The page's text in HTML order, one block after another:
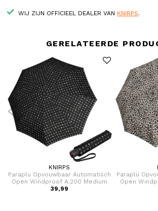
WIJ ZIJN OFFICIEEL DEALER VAN KNIRPS.
GERELATEERDE
KNIRPS
Paraplu Opvouwbaar Automatisch
Open Windproof A.200 Medium
Duomatic
39,99
Paraplu
Open